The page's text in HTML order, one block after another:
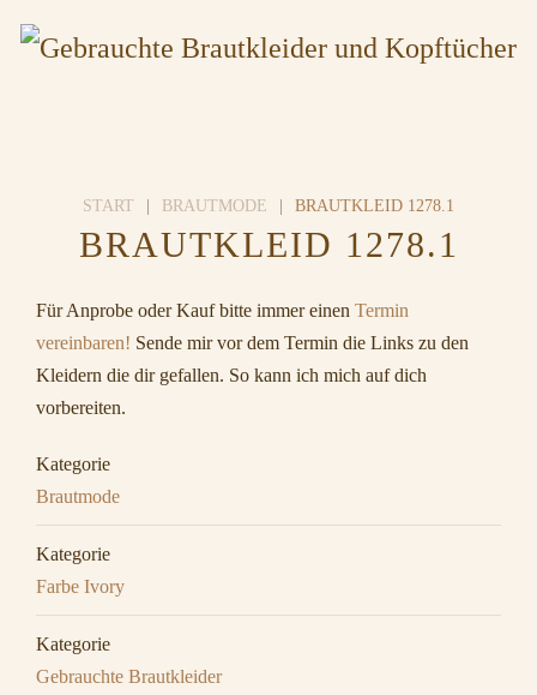
START BRAUTMODE BRAUTKLEID 1278.1
BRAUTKLEID 1278.1
Für Anprobe oder Kauf bitte immer einen Termin
vereinbaren! Sende mir vor dem Termin die Links zu den
Kleidern die dir gefallen. So kann ich mich auf dich
vorbereiten.
Kategorie
Brautmode
Kategorie
Farbe Ivory
Kategorie
Gebrauchte Brautkleider